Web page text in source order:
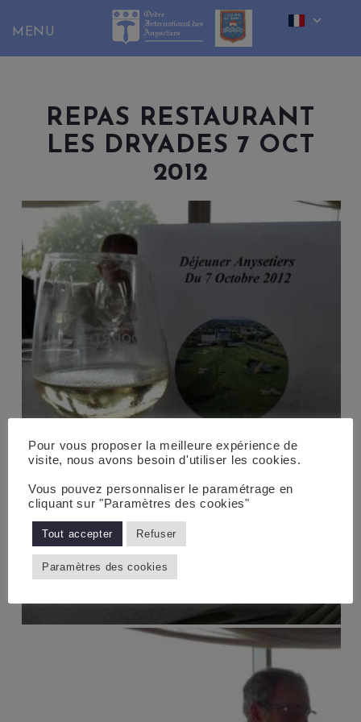
content
REPAS RESTAURANT
LES DRYADES 7 OCT
2012
Pour vous proposer la meilleure expérience de
visite, nous avons besoin d'utiliser les cookies.
Vous pouvez personnaliser le paramétrage en
cliquant sur "Paramètres des cookies"
Tout accepter Refuser
Paramètres des cookies